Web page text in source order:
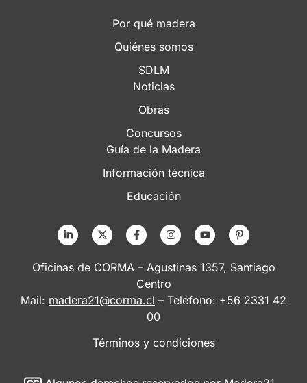
Por qué madera
Quiénes somos
SDLM
Noticias
Obras
Concursos
Guía de la Madera
Información técnica
Educación
Oficinas de CORMA – Agustinas 1357, Santiago
Centro
Mail: madera21@corma.cl – Teléfono: +56 2331 42
00
Términos y condiciones